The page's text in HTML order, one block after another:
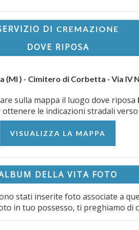
DI CREMAZIONE
DOVE RIPOSA
(MI ) - Cimitero di Corbetta - Via IV
sulla mappa il luogo dove riposa
le indicazioni stradali
VISUALIZZA LA MAPPA
DELLA VITA FOTO
stati inserite foto associate a
in tuo possesso, ti preghiamo di